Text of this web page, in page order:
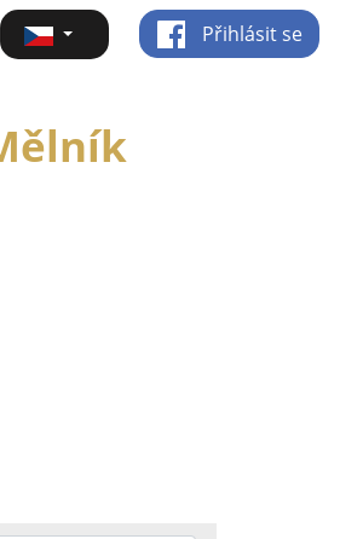
Přihlásit se